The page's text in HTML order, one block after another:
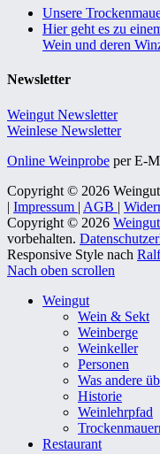
Unsere
Hier geht es zu
Wein und deren
Newsletter
Weingut Newsletter
Weinlese Newsletter
Online Weinprobe per E-
Copyright © 2026
| Impressum | AGB |
Copyright © 2026
vorbehalten.
Responsive Style nach Ralf
Nach oben scrollen
Weingut
Wein & Sekt
Weinberge
Weinkeller
Personen
Was andere
Historie
Weinlehrpfad
Restaurant